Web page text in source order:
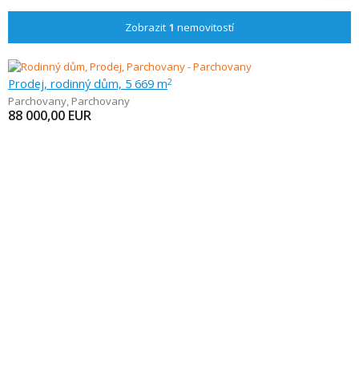
Zobrazit 1 nemovitostí
Prodej, rodinný dům, 5 669 m2
Parchovany, Parchovany
88 000,00 EUR